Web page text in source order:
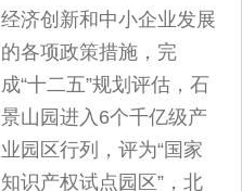
经济创新和中小企业发展
的各项政策措施，完
成“十二五”规划评估，石
景山园进入6个千亿级产
业园区行列，评为“国家
知识产权试点园区”，北